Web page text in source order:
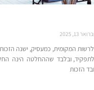
13, 2025
לרשות המקומית, כמעסיק, ישנה
לתפקיד, ובלבד שההחלטה הינה
הזכות